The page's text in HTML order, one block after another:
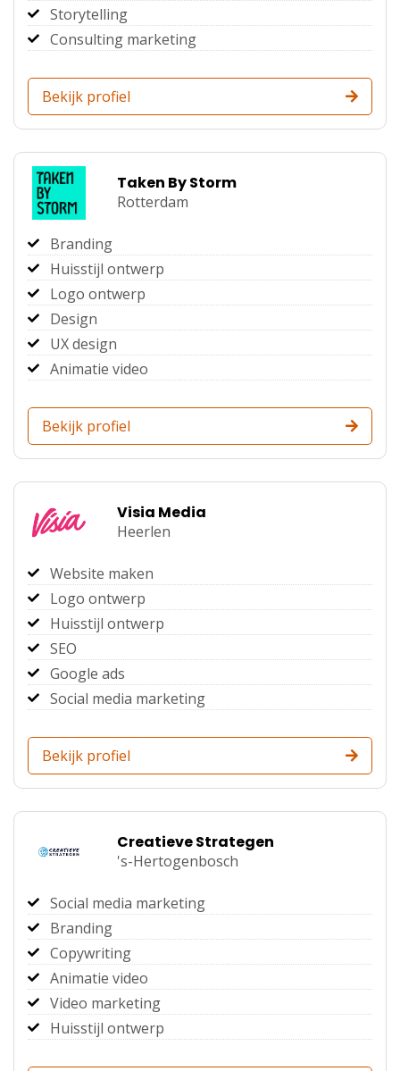
Storytelling
Consulting marketing
Bekijk profiel
Taken By Storm
Rotterdam
Branding
Huisstijl ontwerp
Logo ontwerp
Design
UX design
Animatie video
Bekijk profiel
Visia Media
Heerlen
Website maken
Logo ontwerp
Huisstijl ontwerp
SEO
Google ads
Social media marketing
Bekijk profiel
Creatieve Strategen
's-Hertogenbosch
Social media marketing
Branding
Copywriting
Animatie video
Video marketing
Huisstijl ontwerp